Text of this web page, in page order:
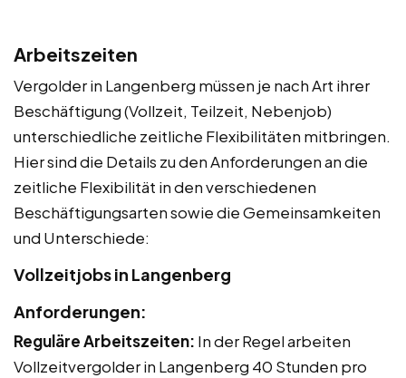
Arbeitszeiten
Vergolder in Langenberg müssen je nach Art ihrer
Beschäftigung (Vollzeit, Teilzeit, Nebenjob)
unterschiedliche zeitliche Flexibilitäten mitbringen.
Hier sind die Details zu den Anforderungen an die
zeitliche Flexibilität in den verschiedenen
Beschäftigungsarten sowie die Gemeinsamkeiten
und Unterschiede:
Vollzeitjobs in Langenberg
Anforderungen:
Reguläre Arbeitszeiten: In der Regel arbeiten
Vollzeitvergolder in Langenberg 40 Stunden pro